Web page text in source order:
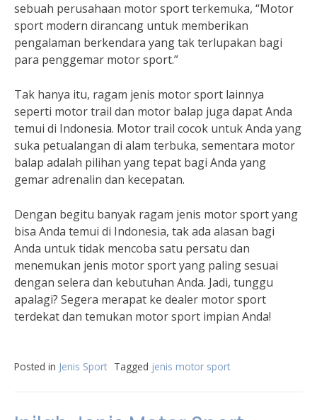
sebuah perusahaan motor sport terkemuka, “Motor
sport modern dirancang untuk memberikan
pengalaman berkendara yang tak terlupakan bagi
para penggemar motor sport.”
Tak hanya itu, ragam jenis motor sport lainnya
seperti motor trail dan motor balap juga dapat Anda
temui di Indonesia. Motor trail cocok untuk Anda yang
suka petualangan di alam terbuka, sementara motor
balap adalah pilihan yang tepat bagi Anda yang
gemar adrenalin dan kecepatan.
Dengan begitu banyak ragam jenis motor sport yang
bisa Anda temui di Indonesia, tak ada alasan bagi
Anda untuk tidak mencoba satu persatu dan
menemukan jenis motor sport yang paling sesuai
dengan selera dan kebutuhan Anda. Jadi, tunggu
apalagi? Segera merapat ke dealer motor sport
terdekat dan temukan motor sport impian Anda!
Posted in Jenis Sport Tagged jenis motor sport